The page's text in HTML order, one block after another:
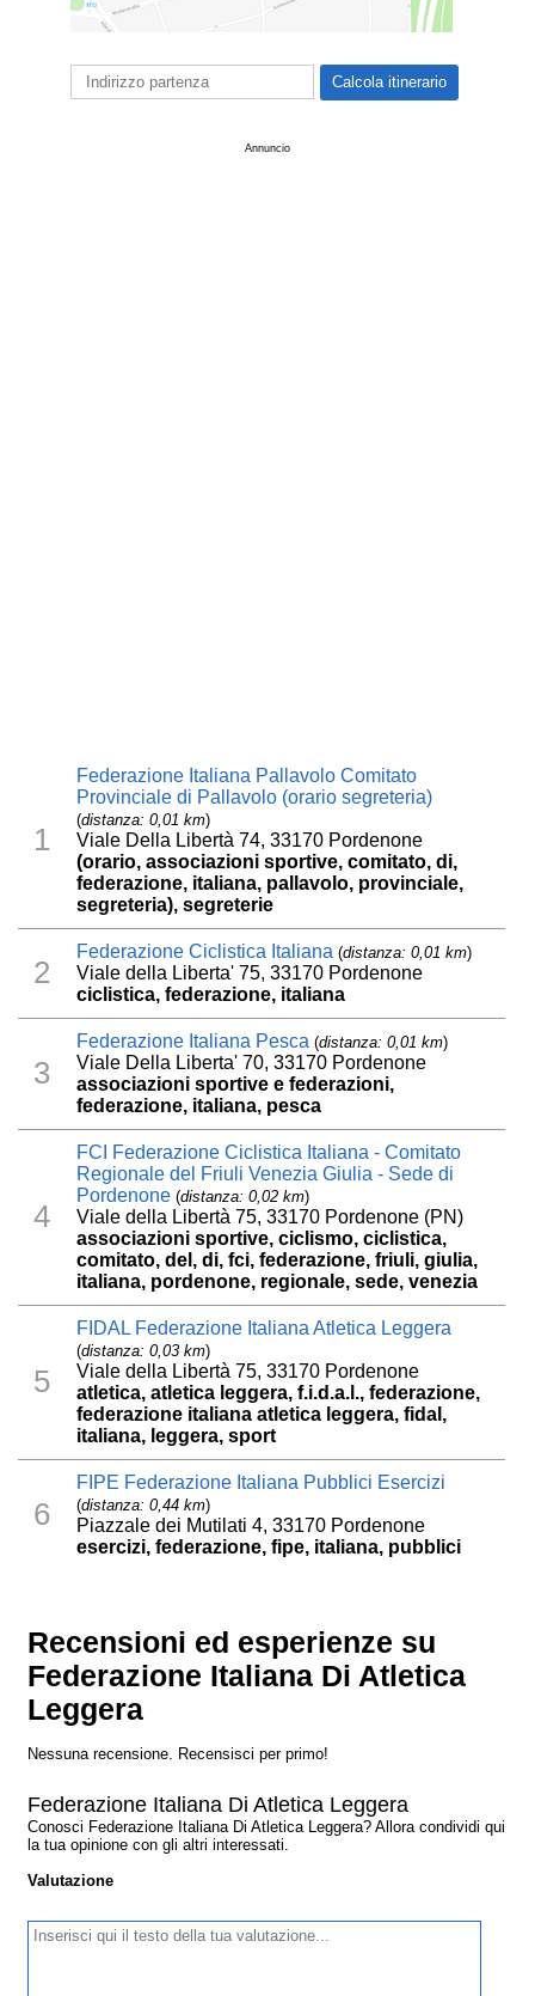
Annuncio
1
Federazione Italiana Pallavolo Comitato
Provinciale di Pallavolo (orario segreteria)
(distanza: 0,01 km)
Viale Della Libertà 74, 33170 Pordenone
(orario, associazioni sportive, comitato, di,
federazione, italiana, pallavolo, provinciale,
segreteria), segreterie
2
Federazione Ciclistica Italiana (distanza: 0,01 km)
Viale della Liberta' 75, 33170 Pordenone
ciclistica, federazione, italiana
3
Federazione Italiana Pesca (distanza: 0,01 km)
Viale Della Liberta' 70, 33170 Pordenone
associazioni sportive e federazioni,
federazione, italiana, pesca
4
FCI Federazione Ciclistica Italiana - Comitato
Regionale del Friuli Venezia Giulia - Sede di
Pordenone (distanza: 0,02 km)
Viale della Libertà 75, 33170 Pordenone (PN)
associazioni sportive, ciclismo, ciclistica,
comitato, del, di, fci, federazione, friuli, giulia,
italiana, pordenone, regionale, sede, venezia
5
FIDAL Federazione Italiana Atletica Leggera
(distanza: 0,03 km)
Viale della Libertà 75, 33170 Pordenone
atletica, atletica leggera, f.i.d.a.l., federazione,
federazione italiana atletica leggera, fidal,
italiana, leggera, sport
6
FIPE Federazione Italiana Pubblici Esercizi
(distanza: 0,44 km)
Piazzale dei Mutilati 4, 33170 Pordenone
esercizi, federazione, fipe, italiana, pubblici
Recensioni ed esperienze su
Federazione Italiana Di Atletica
Leggera
Nessuna recensione. Recensisci per primo!
Federazione Italiana Di Atletica Leggera
Conosci Federazione Italiana Di Atletica Leggera? Allora condividi qui
la tua opinione con gli altri interessati.
Valutazione